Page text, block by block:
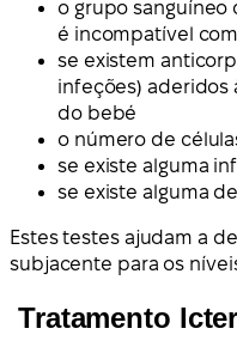
o grupo sanguíneo
é incompatível
se existem
infeções) aderidos
do bebé
o número de
se existe alguma
se existe alguma
Estes testes ajudam a
subjacente para os
Tratamento